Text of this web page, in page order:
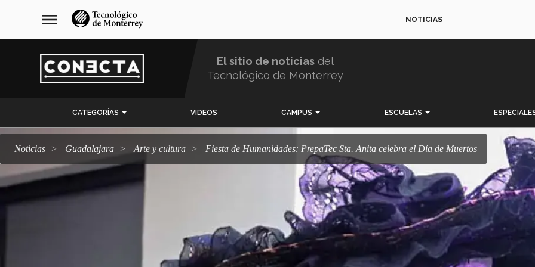
navegación
principal
menu NOTICIAS
El sitio de noticias del
Tecnológico de Monterrey
CATEGORÍAS VIDEOS CAMPUS ESCUELAS
Noticias Guadalajara arte y cultura Fiesta de Humanidades: PrepaTec Sta. Anita celebra el Día de Muertos